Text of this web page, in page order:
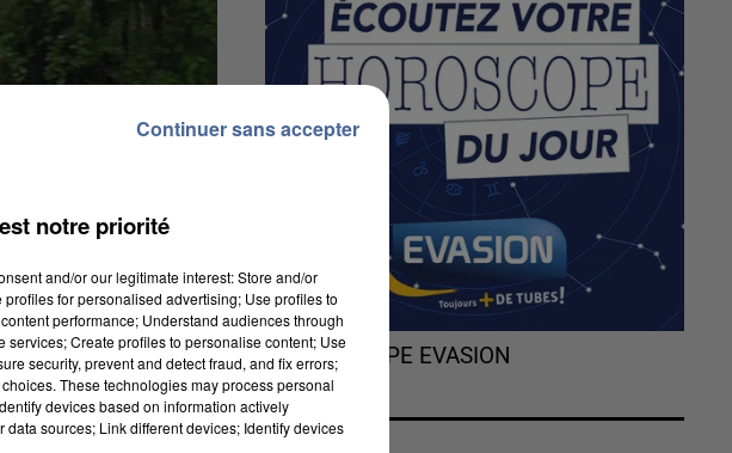
vie hier à
L'HOROSCOPE EVASION
notre priorité
and/or our legitimate interest: Store and/or
for personalised advertising; Use profiles to
performance; Understand audiences through
Create profiles to personalise content; Use
security, prevent and detect fraud, and fix errors;
These technologies may process personal
devices based on information actively
sources; Link different devices; Identify devices
Continuer sans accepter